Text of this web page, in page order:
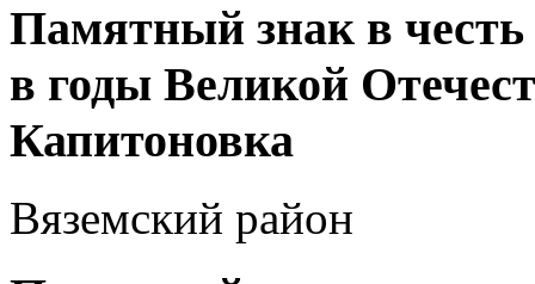
Памятный знак в
в годы Великой
Капитоновка
Вяземский район